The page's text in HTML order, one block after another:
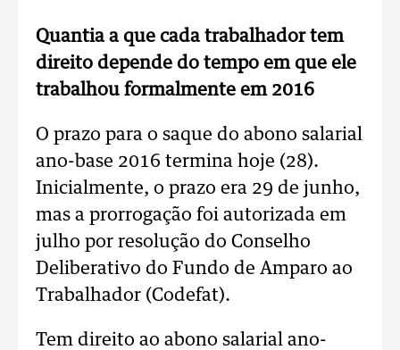
Quantia a que cada trabalhador tem
direito depende do tempo em que ele
trabalhou formalmente em 2016
O prazo para o saque do abono salarial
ano-base 2016 termina hoje (28).
Inicialmente, o prazo era 29 de junho,
mas a prorrogação foi autorizada em
julho por resolução do Conselho
Deliberativo do Fundo de Amparo ao
Trabalhador (Codefat).
Tem direito ao abono salarial ano-